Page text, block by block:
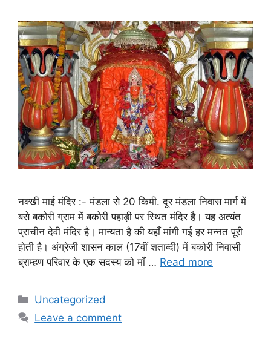
नक्खी माई मंदिर :- मंडला से 20 किमी. दूर मंडला निवास मार्ग में
बसे बकोरी ग्राम में बकोरी पहाड़ी पर स्थित मंदिर है। यह अत्यंत
प्राचीन देवी मंदिर है। मान्यता है की यहाँ मांगी गई हर मन्नत पूरी
होती है। अंग्रेजी शासन काल (17वीं शताव्दी) में बकोरी निवासी
ब्राम्हण परिवार के एक सदस्य को माँ … Read more
Categories
Uncategorized
Leave a comment